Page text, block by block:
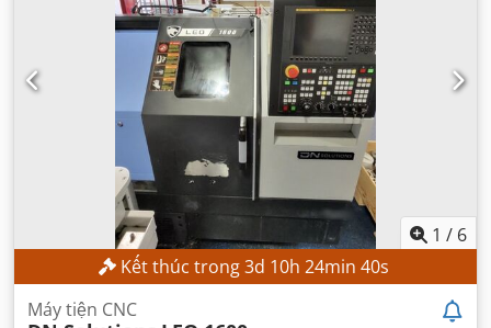
1 / 6
Kết thúc trong3d 10h 24min 38s
Máy tiện CNC